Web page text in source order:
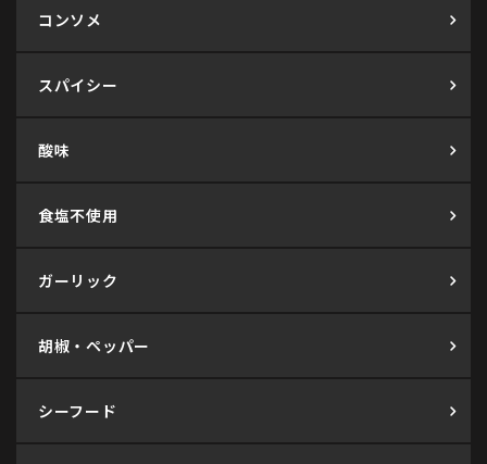
コンソメ
スパイシー
酸味
食塩不使用
ガーリック
胡椒・ペッパー
シーフード